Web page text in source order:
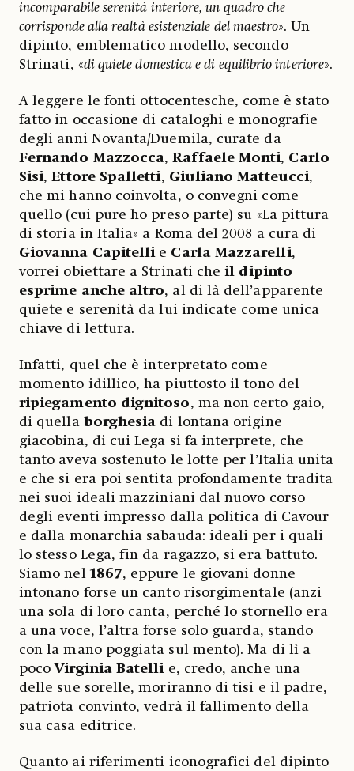
incomparabile serenità interiore, un quadro che
corrisponde alla realtà esistenziale del maestro». Un
dipinto, emblematico modello, secondo
Strinati, «di quiete domestica e di equilibrio interiore».
A leggere le fonti ottocentesche, come è stato
fatto in occasione di cataloghi e monografie
degli anni Novanta/Duemila, curate da
Fernando Mazzocca,Raffaele Monti, Carlo
Sisi,Ettore Spalletti, Giuliano Matteucci,
che mi hanno coinvolta, o convegni come
quello (cui pure ho preso parte) su «La pittura
di storia in Italia» a Roma del 2008 a cura di
Giovanna Capitellie Carla Mazzarelli,
vorrei obiettare a Strinati cheil dipinto
esprime anche altro, al di là dell’apparente
quiete e serenità da lui indicate come unica
chiave di lettura.
Infatti, quel che è interpretato come
momento idillico, ha piuttosto il tono del
ripiegamento dignitoso, ma non certo gaio,
di quella borghesia di lontana origine
giacobina, di cui Lega si fa interprete, che
tanto aveva sostenuto le lotte per l’Italia unita
e che si era poi sentita profondamente tradita
nei suoi ideali mazziniani dal nuovo corso
degli eventi impresso dalla politica di Cavour
e dalla monarchia sabauda: ideali per i quali
lo stesso Lega, fin da ragazzo, si era battuto.
Siamo nel1867, eppure le giovani donne
intonano forse un canto risorgimentale (anzi
una sola di loro canta, perché lo stornello era
a una voce, l’altra forse solo guarda, stando
con la mano poggiata sul mento). Ma di lì a
pocoVirginia Batellie, credo, anche una
delle sue sorelle, moriranno di tisi e il padre,
patriota convinto, vedrà il fallimento della
sua casa editrice.
Quanto ai riferimenti iconografici del dipinto